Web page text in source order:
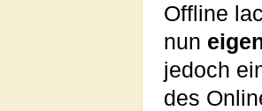
Offline
nun
jedoch
des